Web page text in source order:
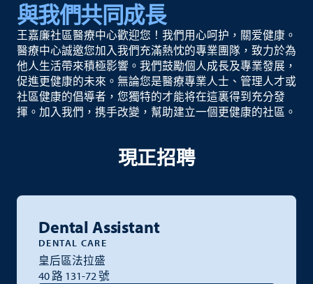
與我們共同成長
王嘉廉社區醫療中心歡迎您！我們用心呵护，關爱健康。
醫療中心誠邀您加入我們充滿熱忱的專業團隊，致力於為
他人生活帶來積極影響。我們鼓勵個人成長及專業發展，
促進更健康的未來。無論您是醫療專業人士、管理人才或
社區健康的倡導者，您獨特的才能将在這裏得到充分發
揮。加入我們，携手改變，幫助建立一個更健康的社區。
現正招聘
Dental Assistant
DENTAL CARE
皇后區法拉盛
40 路 131-72 號